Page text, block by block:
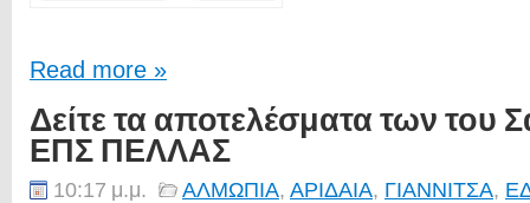
Read more »
Δείτε τα αποτελέσματα των του
ΕΠΣ ΠΕΛΛΑΣ
10:17 μ.μ. ΑΛΜΩΠΙΑ, ΑΡΙΔΑΙΑ, ΓΙΑΝΝΙΤΣΑ,